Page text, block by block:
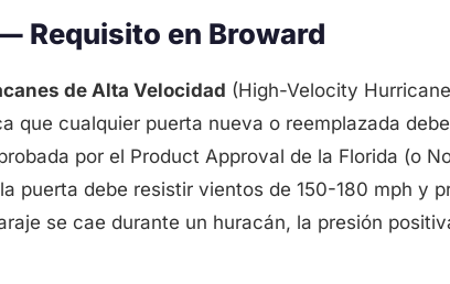
Requisito en Broward
de Alta Velocidad (High-Velocity
que cualquier puerta nueva o reemplazada
por el Product Approval de la Florida (o
puerta debe resistir vientos de 150-180 mph y
se cae durante un huracán, la presión